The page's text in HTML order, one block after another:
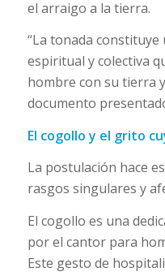
el arraigo a la tierra.
“La tonada
espiritual y colectiva
hombre con su tierra
documento
El cogollo y el grito
La postulación hace
rasgos singulares y
El cogollo es una
por el cantor para
Este gesto de